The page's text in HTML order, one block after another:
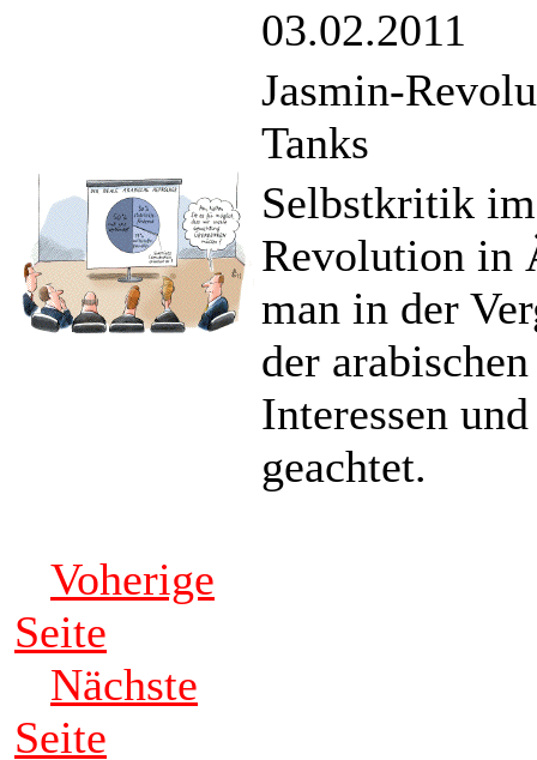
03.02.2011
Jasmin-
Tanks
Selbstkritik im
Revolution in
man in der
der
Interessen
geachtet.
Voherige
Seite
Nächste
Seite